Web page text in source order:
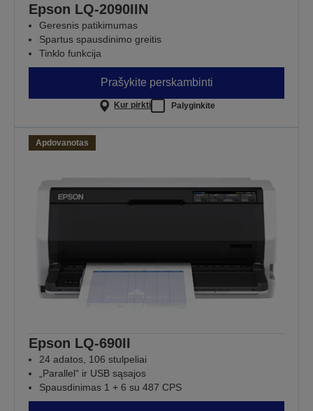
Epson LQ-2090IIN
Geresnis patikimumas
Spartus spausdinimo greitis
Tinklo funkcija
Prašykite perskambinti
Kur pirkti Palyginkite
Apdovanotas
Epson LQ-690II
24 adatos, 106 stulpeliai
„Parallel“ ir USB sąsajos
Spausdinimas 1 + 6 su 487 CPS